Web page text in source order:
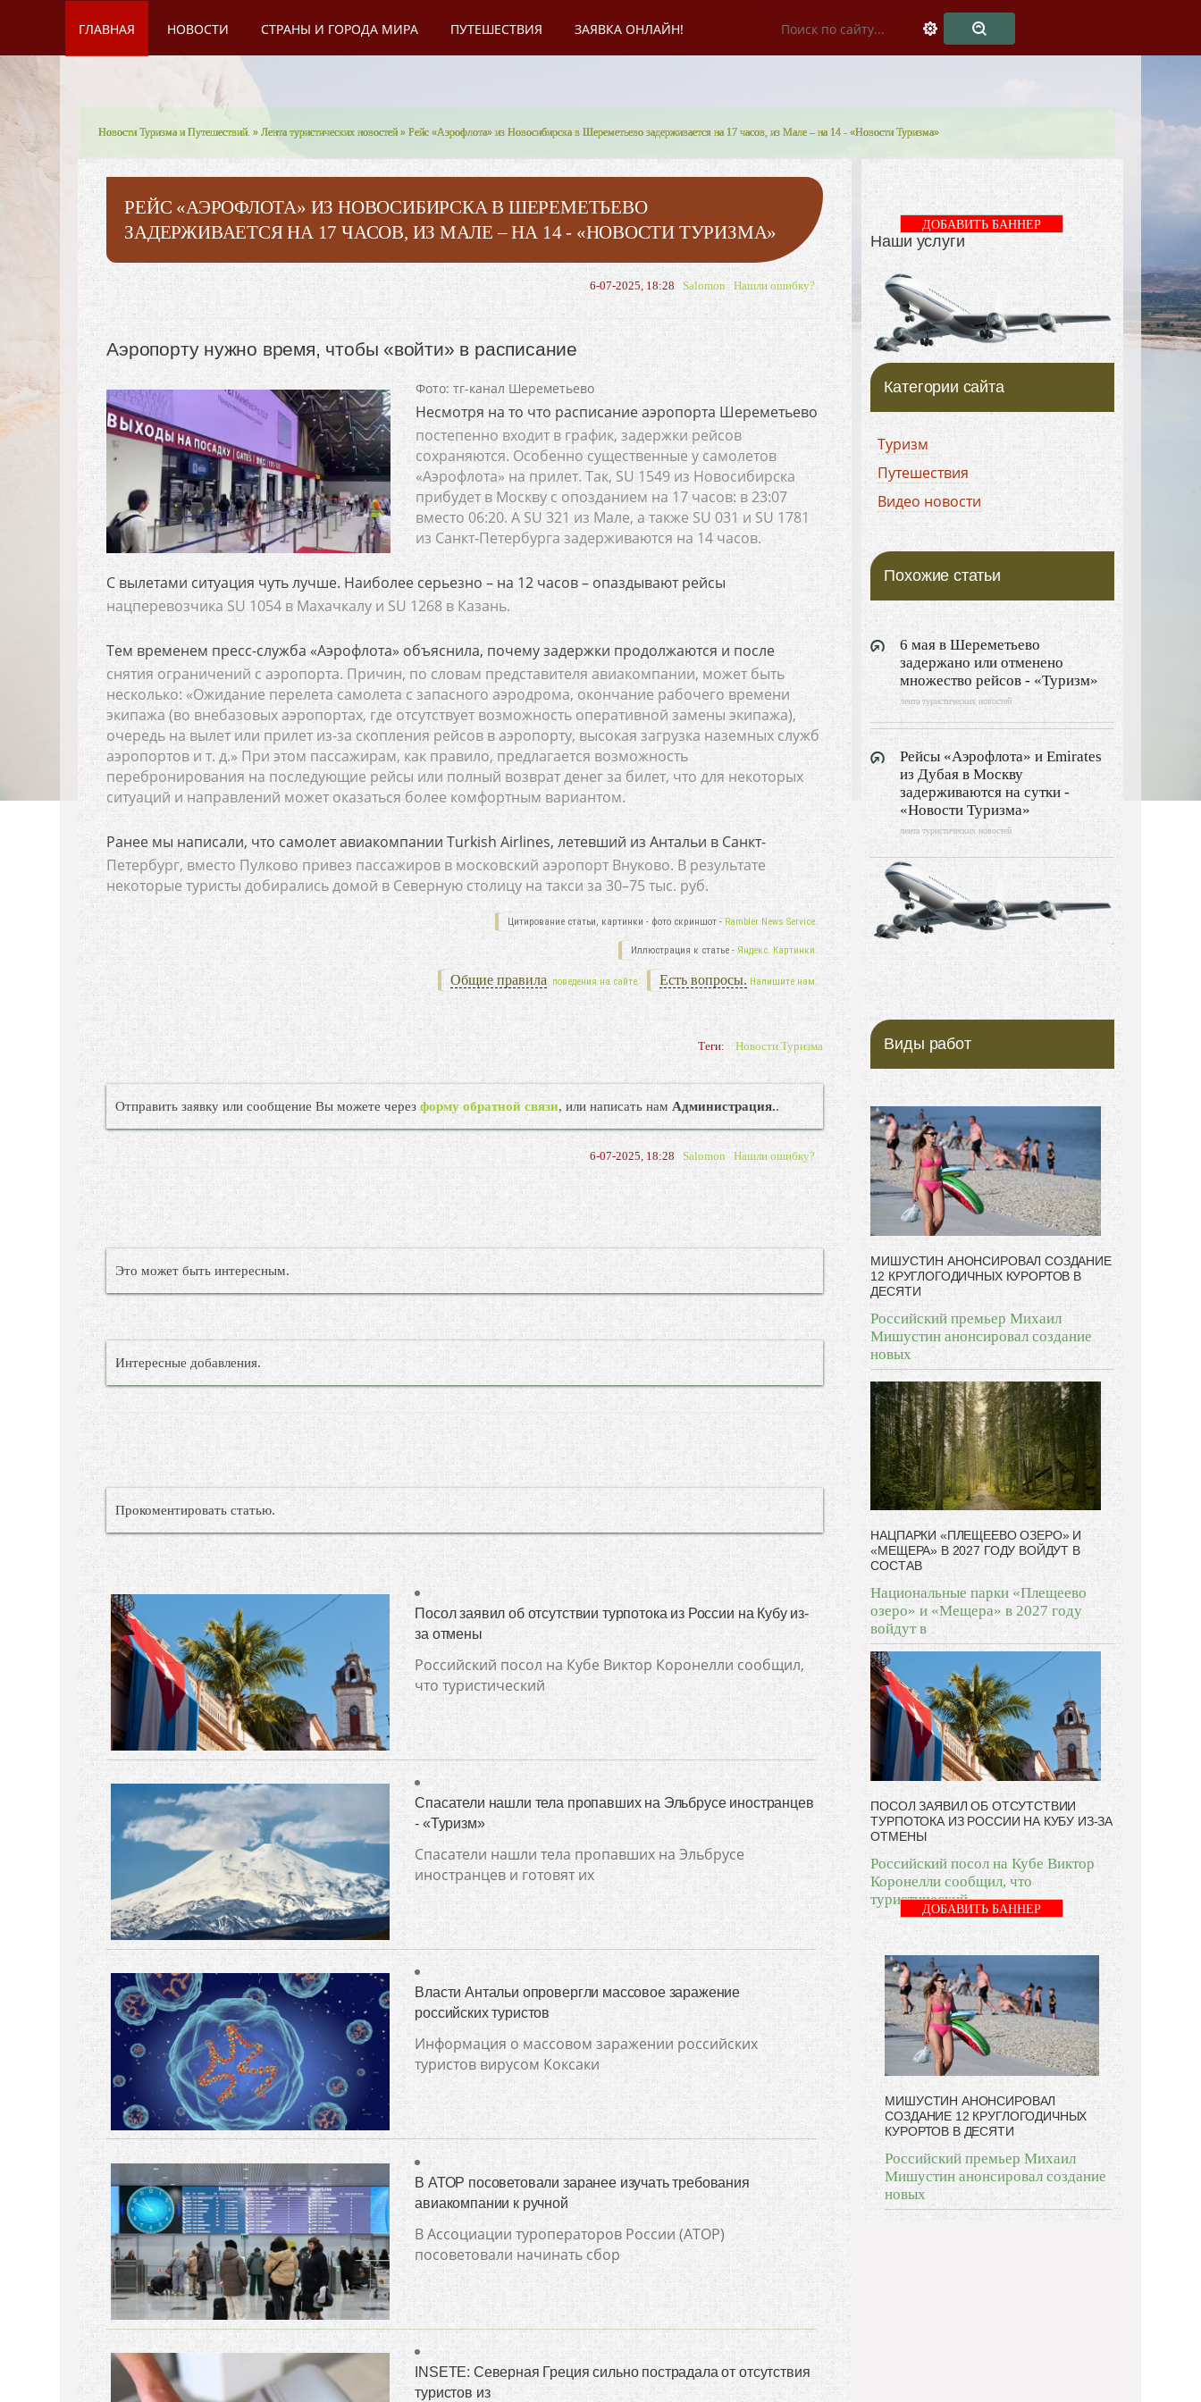
ГЛАВНАЯ НОВОСТИ СТРАНЫ И ГОРОДА МИРА ПУТЕШЕСТВИЯ ЗАЯВКА ОНЛАЙН!
Новости Туризма и Путешествий. »Лента туристических новостей » Рейс «Аэрофлота» из Новосибирска в Шереметьево задерживается на 17 часов, из Мале – на 14 - «Новости Туризма»
РЕЙС «АЭРОФЛОТА» ИЗ НОВОСИБИРСКА В ШЕРЕМЕТЬЕВО
ЗАДЕРЖИВАЕТСЯ НА 17 ЧАСОВ, ИЗ МАЛЕ – НА 14 - «НОВОСТИ ТУРИЗМА»
6-07-2025, 18:28 Salomon Нашли ошибку?
Аэропорту нужно время, чтобы «войти» в расписание
Фото: тг-канал Шереметьево
Несмотря на то что расписание аэропорта Шереметьево
постепенно входит в график, задержки рейсов
сохраняются. Особенно существенные у самолетов
«Аэрофлота» на прилет. Так, SU 1549 из Новосибирска
прибудет в Москву с опозданием на 17 часов: в 23:07
вместо 06:20. А SU 321 из Мале, а также SU 031 и SU 1781
из Санкт-Петербурга задерживаются на 14 часов.
С вылетами ситуация чуть лучше. Наиболее серьезно – на 12 часов – опаздывают рейсы
нацперевозчика SU 1054 в Махачкалу и SU 1268 в Казань.
Тем временем пресс-служба «Аэрофлота» объяснила, почему задержки продолжаются и после
снятия ограничений с аэропорта. Причин, по словам представителя авиакомпании, может быть
несколько: «Ожидание перелета самолета с запасного аэродрома, окончание рабочего времени
экипажа (во внебазовых аэропортах, где отсутствует возможность оперативной замены экипажа),
очередь на вылет или прилет из-за скопления рейсов в аэропорту, высокая загрузка наземных служб
аэропортов и т. д.» При этом пассажирам, как правило, предлагается возможность
перебронирования на последующие рейсы или полный возврат денег за билет, что для некоторых
ситуаций и направлений может оказаться более комфортным вариантом.
Ранее мы написали, что самолет авиакомпании Turkish Airlines, летевший из Антальи в Санкт-
Петербург, вместо Пулково привез пассажиров в московский аэропорт Внуково. В результате
некоторые туристы добирались домой в Северную столицу на такси за 30–75 тыс. руб.
Цитирование статьи, картинки - фото скриншот - Rambler News Service.
Иллюстрация к статье - Яндекс. Картинки.
Есть вопросы. Напишите нам.
Общие правила поведения на сайте.
Теги: Новости Туризма
Отправить заявку или сообщение Вы можете черезформу обратной связи, или написать нам Администрация..
6-07-2025, 18:28 Salomon Нашли ошибку?
Это может быть интересным.
Интересные добавления.
Прокоментировать статью.
Посол заявил об отсутствии турпотока из России на Кубу из-
за отмены
Российский посол на Кубе Виктор Коронелли сообщил,
что туристический
Спасатели нашли тела пропавших на Эльбрусе иностранцев
- «Туризм»
Спасатели нашли тела пропавших на Эльбрусе
иностранцев и готовят их
Власти Антальи опровергли массовое заражение
российских туристов
Информация о массовом заражении российских
туристов вирусом Коксаки
В АТОР посоветовали заранее изучать требования
авиакомпании к ручной
В Ассоциации туроператоров России (АТОР)
посоветовали начинать сбор
INSETE: Северная Греция сильно пострадала от отсутствия
туристов из
Наши услуги
ДОБАВИТЬ БАННЕР
Категории сайта
Туризм
Путешествия
Видео новости
Похожие статьи
6 мая в Шереметьево
задержано или отменено
множество рейсов - «Туризм»
лента туристических новостей
Рейсы «Аэрофлота» и Emirates
из Дубая в Москву
задерживаются на сутки -
«Новости Туризма»
лента туристических новостей
Виды работ
МИШУСТИН АНОНСИРОВАЛ СОЗДАНИЕ
12 КРУГЛОГОДИЧНЫХ КУРОРТОВ В
ДЕСЯТИ
Российский премьер Михаил
Мишустин анонсировал создание
новых
НАЦПАРКИ «ПЛЕЩЕЕВО ОЗЕРО» И
«МЕЩЕРА» В 2027 ГОДУ ВОЙДУТ В
СОСТАВ
Национальные парки «Плещеево
озеро» и «Мещера» в 2027 году
войдут в
ПОСОЛ ЗАЯВИЛ ОБ ОТСУТСТВИИ
ТУРПОТОКА ИЗ РОССИИ НА КУБУ ИЗ-ЗА
ОТМЕНЫ
Российский посол на Кубе Виктор
Коронелли сообщил, что
туристический
ДОБАВИТЬ БАННЕР
МИШУСТИН АНОНСИРОВАЛ
СОЗДАНИЕ 12 КРУГЛОГОДИЧНЫХ
КУРОРТОВ В ДЕСЯТИ
Российский премьер Михаил
Мишустин анонсировал создание
новых